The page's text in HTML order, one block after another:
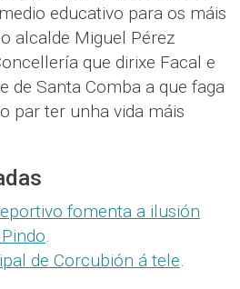
educativo para os máis
alcalde Miguel Pérez
que dirixe Facal e
de Santa Comba a que faga
par ter unha vida máis
fomenta a ilusión
.
de Corcubión á tele.